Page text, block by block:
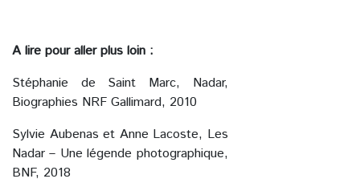
A lire pour aller plus loin :
Stéphanie de Saint Marc, Nadar,
Biographies NRF Gallimard, 2010
Sylvie Aubenas et Anne Lacoste, Les
Nadar – Une légende photographique,
BNF, 2018